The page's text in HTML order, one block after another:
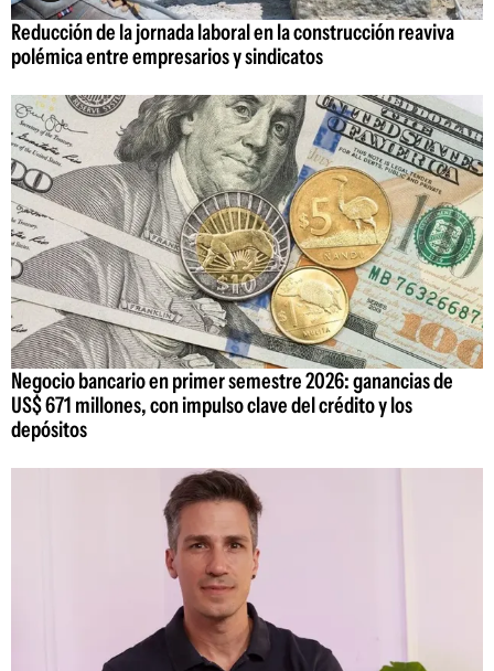
Reducción de la jornada laboral en la construcción reaviva
polémica entre empresarios y sindicatos
Negocio bancario en primer semestre 2026: ganancias de
US$ 671 millones, con impulso clave del crédito y los
depósitos